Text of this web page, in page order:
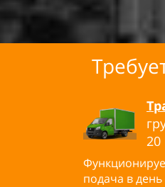
20
подача в день